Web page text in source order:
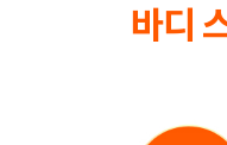
바디